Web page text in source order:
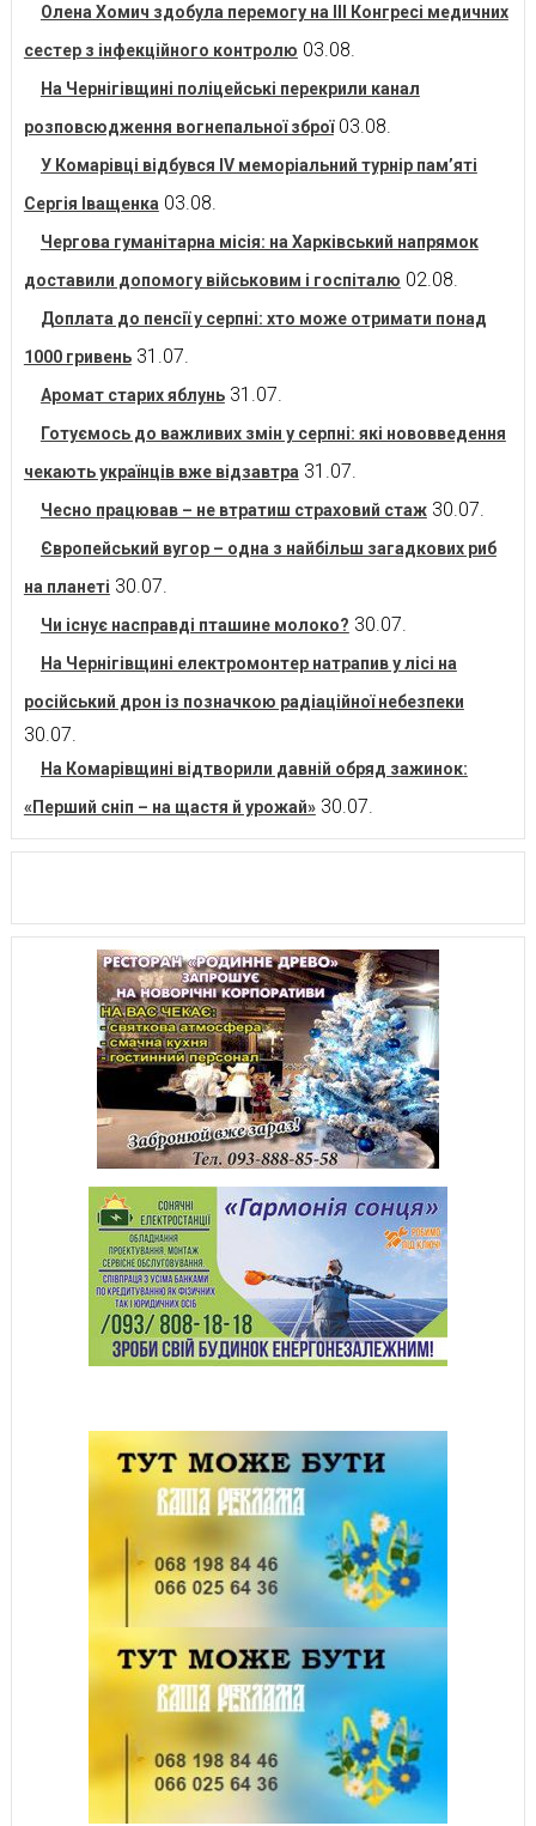
Олена Хомич здобула перемогу на ІІІ Конгресі медичних
сестер з інфекційного контролю 03.08.
На Чернігівщині поліцейські перекрили канал
розповсюдження вогнепальної зброї 03.08.
У Комарівці відбувся IV меморіальний турнір пам’яті
Сергія Іващенка 03.08.
Чергова гуманітарна місія: на Харківський напрямок
доставили допомогу військовим і госпіталю 02.08.
Доплата до пенсії у серпні: хто може отримати понад
1000 гривень 31.07.
Аромат старих яблунь 31.07.
Готуємось до важливих змін у серпні: які нововведення
чекають українців вже відзавтра 31.07.
Чесно працював – не втратиш страховий стаж 30.07.
Європейський вугор – одна з найбільш загадкових риб
на планеті 30.07.
Чи існує насправді пташине молоко? 30.07.
На Чернігівщині електромонтер натрапив у лісі на
російський дрон із позначкою радіаційної небезпеки
30.07.
На Комарівщині відтворили давній обряд зажинок:
«Перший сніп – на щастя й урожай» 30.07.